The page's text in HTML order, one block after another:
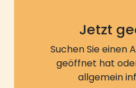
Jetzt
Suchen Sie einen
geöffnet hat
allgemein